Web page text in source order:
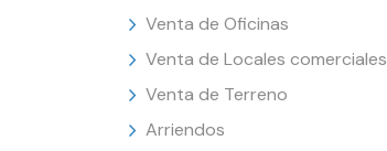
Venta de Oficinas
Venta de Locales comerciales
Venta de Terreno
Arriendos